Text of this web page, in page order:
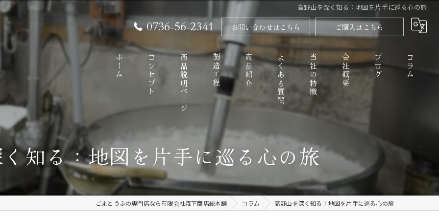
高野山を深く知る：地図を片手に巡る心の旅
0736-56-2341 お問い合わせはこちら ご購入はこちら
ホーム コンセプト 商品説明ページ 製造工程 商品紹介 よくある質問 当社の特徴
精進料理
なめらか
お取り寄せ
会社概要 ブログ コラム
知る：地図を片手に巡る心の旅
ごまとうふの専門店なら有限会社森下商店総本舗 コラム 高野山を深く知る：地図を片手に巡る心の旅